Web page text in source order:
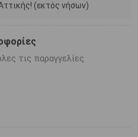
(εκτός νήσων)
τις παραγγελίες